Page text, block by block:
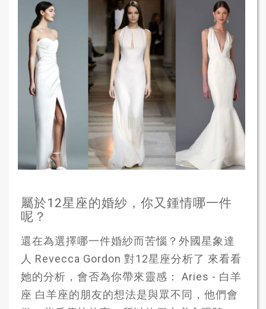
屬於12星座的婚紗，你又鍾情哪一件
呢？
還在為選擇哪一件婚紗而苦惱？外國星象達
人 Revecca Gordon 對12星座分析了 來看看
她的分析，會否為你帶來靈感： Aries - 白羊
座 白羊座的朋友的想法是與眾不同，他們會